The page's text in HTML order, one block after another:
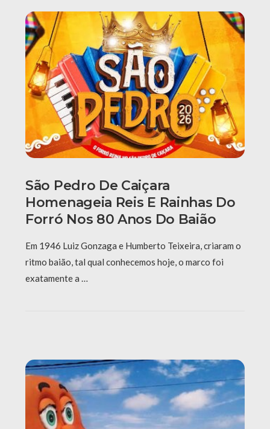
São Pedro De Caiçara
Homenageia Reis E Rainhas Do
Forró Nos 80 Anos Do Baião
Em 1946 Luiz Gonzaga e Humberto Teixeira, criaram o
ritmo baião, tal qual conhecemos hoje, o marco foi
exatamente a …